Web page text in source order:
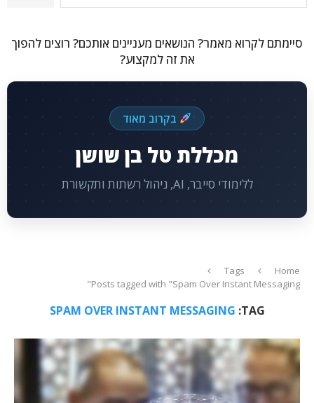
סיימתם לקרוא מאמר? הנושאים מעניינים אותכם? רוצים להפוך
את זה למקצוע?
בקרוב מאוד
מכללת טל בן שושן
ללימודי סייבר, AI, ניהול רשתות ותקשורת
Home
Tags
Posts tagged with "Spam Over Instant Messaging"
TAG:
SPAM OVER INSTANT MESSAGING